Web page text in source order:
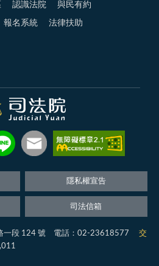
認識法院 與民有約
報名系統 法律扶助
隱私權宣告
司法信箱
一段 124 號 電話：02-23618577
交